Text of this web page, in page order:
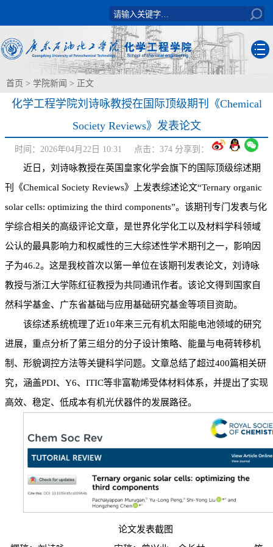
首页 > 学院新闻 > 正文
化学工程学院刘诗咏教授在国际顶级期刊《Chemical
Society Reviews》发表论文
时间：2026年04月22日 10:31 点击： 374 分享到：
近日，刘诗咏教授在英国皇家化学会旗下的国际顶级综述期
刊《Chemical Society Reviews》上发表综述论文“Ternary organic
solar cells: optimizing the third components”。该期刊专门发表与化
学综合相关的高级评论文章，是世界化学化工以及材料学科领域
公认的最具影响力和权威性的三大综述性学术期刊之一，影响因
子为46.2。这是我校首次以第一单位在该期刊发表论文，刘诗咏
教授与浙江大学陈红征教授为共同通讯作者。该论文得到国家自
然科学基金、广东省基础与应用基础研究基金等项目资助。
该综述系统梳理了近10年来三元有机太阳能电池领域的研究
进展，重点分析了第三组分的分子设计策略、能量与电荷转移机
制、形貌调控方法等关键科学问题。文章总结了超过400篇相关研
究，涵盖PDI、Y6、ITIC等非富勒烯受体材料体系，并提出了实现
高效、稳定、低成本有机光伏器件的发展路径。
论文发表截图